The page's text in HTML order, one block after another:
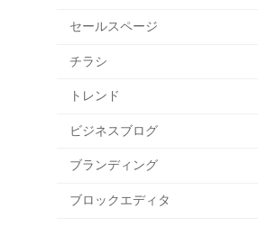
セールスページ
チラシ
トレンド
ビジネスブログ
ブランディング
ブロックエディタ